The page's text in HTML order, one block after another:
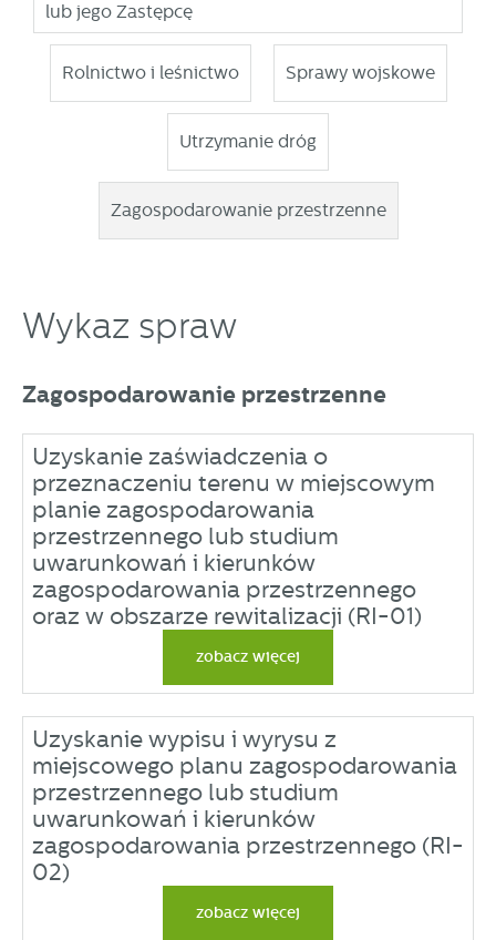
lub jego Zastępcę
Rolnictwo i leśnictwo Sprawy wojskowe
Utrzymanie dróg
Zagospodarowanie przestrzenne
Wykaz spraw
Zagospodarowanie przestrzenne
Uzyskanie zaświadczenia o
przeznaczeniu terenu w miejscowym
planie zagospodarowania
przestrzennego lub studium
uwarunkowań i kierunków
zagospodarowania przestrzennego
oraz w obszarze rewitalizacji (RI-01)
zobacz więcej
Uzyskanie wypisu i wyrysu z
miejscowego planu zagospodarowania
przestrzennego lub studium
uwarunkowań i kierunków
zagospodarowania przestrzennego (RI-
02)
zobacz więcej